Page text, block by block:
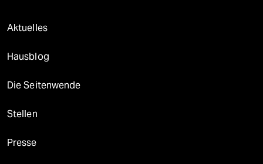
Aktuelles
Hausblog
Die Seitenwende
Stellen
Presse